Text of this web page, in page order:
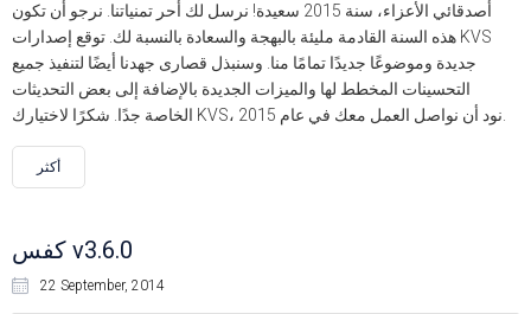
أصدقائي الأعزاء، سنة 2015 سعيدة! نرسل لك أحر تمنياتنا. نرجو أن تكون
هذه السنة القادمة مليئة بالبهجة والسعادة بالنسبة لك. توقع إصدارات KVS
جديدة وموضوعًا جديدًا تمامًا منا. وسنبذل قصارى جهدنا أيضًا لتنفيذ جميع
التحسينات المخطط لها والميزات الجديدة بالإضافة إلى بعض التحديثات
أكثر
كفس v3.6.0
22 September, 2014